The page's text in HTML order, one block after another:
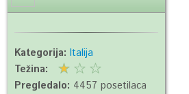
Kategorija:Italija
Težina:
Pregledalo: 4457 posetilaca